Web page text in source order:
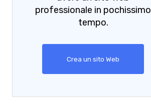
professionale in pochissimo
tempo.
Crea un sito Web